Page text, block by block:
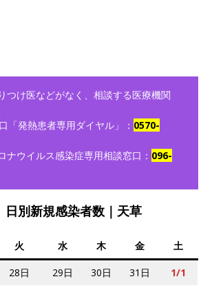
つけ医などがなく、相談する医療機関
「発熱患者専用ダイヤル」： 0570-
ナウイルス感染症専用相談窓口： 096-
別新規感染者数｜天草
火 水 木 金 土
28日 29日 30日 31日
1/1